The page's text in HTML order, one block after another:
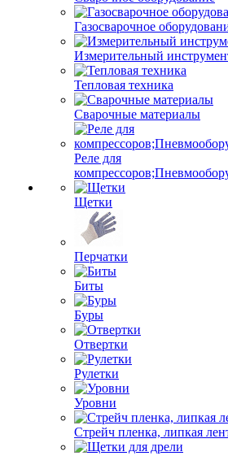
Газосварочное
Измерительный
Тепловая техника
Сварочные материалы
Реле для
Щетки
Перчатки
Биты
Буры
Отвертки
Рулетки
Уровни
Стрейч пленка, липкая